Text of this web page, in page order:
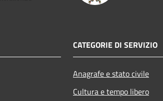
CATEGORIE DI SERVIZIO
Anagrafe e stato civile
Cultura e tempo libero